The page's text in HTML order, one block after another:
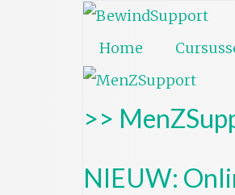
Home
>>
NIEUW: